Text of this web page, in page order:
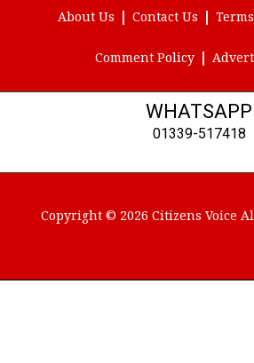
About Us Contact Us
Comment Policy
WHATSAPP
01339-517418
Copyright © 2026 Citizens Voice